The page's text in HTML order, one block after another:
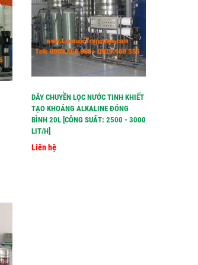
DÂY CHUYỀN LỌC NƯỚC TINH KHIẾT
TẠO KHOÁNG ALKALINE ĐÓNG
BÌNH 20L [CÔNG SUẤT: 2500 - 3000
LIT/H]
Liên hệ